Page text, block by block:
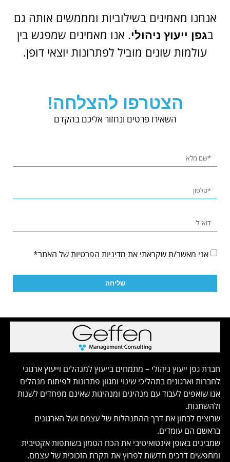
אנחנו מאמינים בשילוביות ומממשים אותה גם
בגפן ייעוץ ניהולי. אנו מאמינים שמפגש בין
עולמות שונים מוביל לפתרונות יוצאי דופן.
הצטרפו להצלחה!
השאירו פרטים ונחזור אליכם בהקדם
אני מאשר/ת שקראתי את מדיניות הפרטיות של האתר*
שליחה
חברת גפן ייעוץ ניהולי – מתמחים בייעוץ למנהלים וייעוץ ארגוני
לחברות וארגונים בתהליכי שינוי ומגוון פתרונות לפיתוח מנהלים
אנו שואפים לעבוד עם מנהיגים ומנהיגות שאינם מפחדים לשנות
ולהשתנות.
שרוצים לבחון את דרך ההתנהלות של עצמם ושל הארגונים
בראשם הם עומדים.
שמבינים באופן אינטואיטיבי את הכח הטמון בשותפות אקטיבית
ומחפשים דרכים חדשות לפרוץ את תקרת הזכוכית של עצמם.